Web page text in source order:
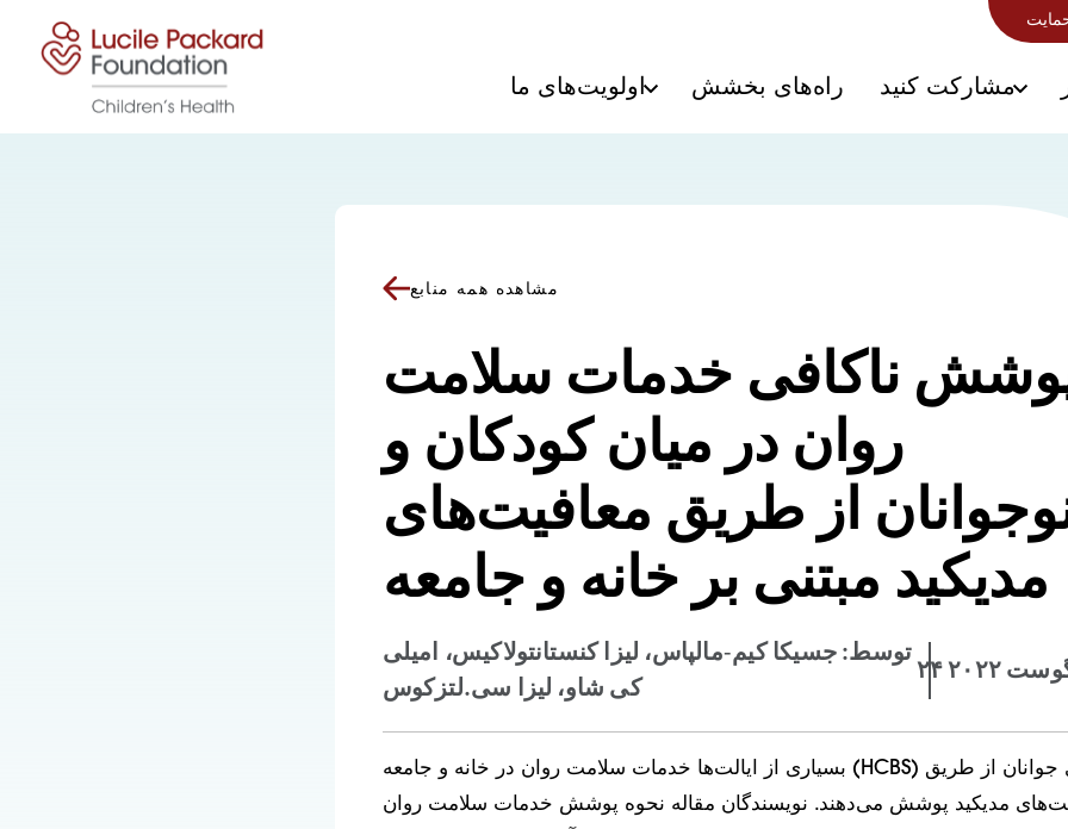
پرش به محتوا
اولویت‌های ما راه‌های بخشش مشارکت کنید
مشاهده همه منابع
ناکافی خدمات سلامت
روان در میان کودکان و
از طریق معافیت‌های
مدیکید مبتنی بر خانه و جامعه
توسط: جسیکا کیم-مالپاس، لیزا کنستانتولاکیس، امیلی
کی شاو، لیزا سی.لتزکوس
۲۰۲۲
بسیاری از ایالت‌ها خدمات سلامت روان در خانه و جامعه (HCBS) را برای جوانان از طریق
مدیکید پوشش می‌دهند. نویسندگان مقاله نحوه پوشش خدمات سلامت روان